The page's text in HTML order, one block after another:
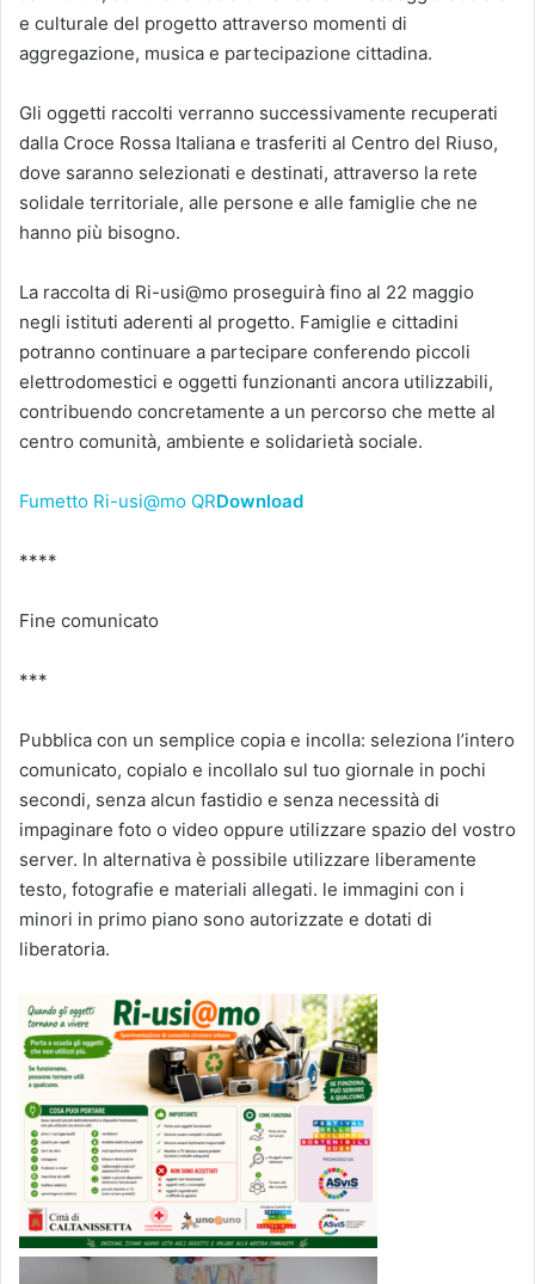
e culturale del progetto attraverso momenti di
aggregazione, musica e partecipazione cittadina.
Gli oggetti raccolti verranno successivamente recuperati
dalla Croce Rossa Italiana e trasferiti al Centro del Riuso,
dove saranno selezionati e destinati, attraverso la rete
solidale territoriale, alle persone e alle famiglie che ne
hanno più bisogno.
La raccolta di Ri-usi@mo proseguirà fino al 22 maggio
negli istituti aderenti al progetto. Famiglie e cittadini
potranno continuare a partecipare conferendo piccoli
elettrodomestici e oggetti funzionanti ancora utilizzabili,
contribuendo concretamente a un percorso che mette al
centro comunità, ambiente e solidarietà sociale.
Fumetto Ri-usi@mo QRDownload
****
Fine comunicato
***
Pubblica con un semplice copia e incolla: seleziona l’intero
comunicato, copialo e incollalo sul tuo giornale in pochi
secondi, senza alcun fastidio e senza necessità di
impaginare foto o video oppure utilizzare spazio del vostro
server. In alternativa è possibile utilizzare liberamente
testo, fotografie e materiali allegati. le immagini con i
minori in primo piano sono autorizzate e dotati di
liberatoria.